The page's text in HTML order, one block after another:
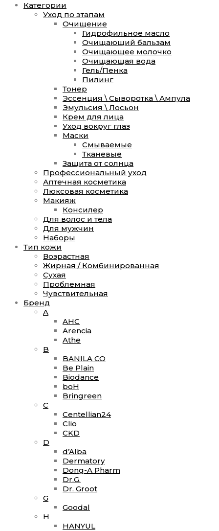
Категории
Уход по этапам
Очищение
Гидрофильное масло
Очищающий бальзам
Очищающее молочко
Очищающая вода
Гель/Пенка
Пилинг
Тонер
Эссенция \ Сыворотка \ Ампула
Эмульсия \ Лосьон
Крем для лица
Уход вокруг глаз
Маски
Смываемые
Тканевые
Защита от солнца
Профессиональный уход
Аптечная косметика
Люксовая косметика
Макияж
Консилер
Для волос и тела
Для мужчин
Наборы
Тип кожи
Возрастная
Жирная / Комбинированная
Сухая
Проблемная
Чувствительная
Бренд
A
AHC
Arencia
Athe
B
BANILA CO
Be Plain
Biodance
boH
Bringreen
C
Сentellian24
Clio
CKD
D
d’Alba
Dermatory
Dong-A Pharm
Dr.G.
Dr. Groot
G
Goodal
H
HANYUL